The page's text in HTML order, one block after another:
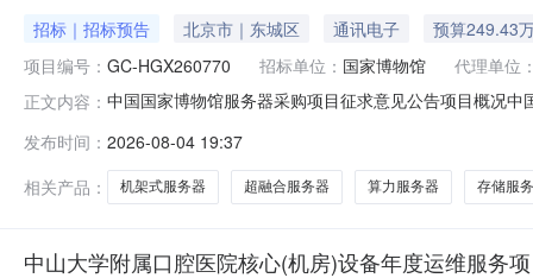
招标｜招标预告 北京市｜东城区 通讯电子
预算249.43
项目编号： GC-HGX260770 招标单位： 国家博物馆
代理单位
正文内容： 中国国家博物馆服务器采购项目征求意见公告项目概况
元二、征求意见内容及方式1．征求意见内容：详见附件
发布时间： 2026-08-04 19:37
相关产品：
机架式服务器 超融合服务器 算力服务器 存储服
中山大学附属口腔医院核心(机房)设备年度运维服务